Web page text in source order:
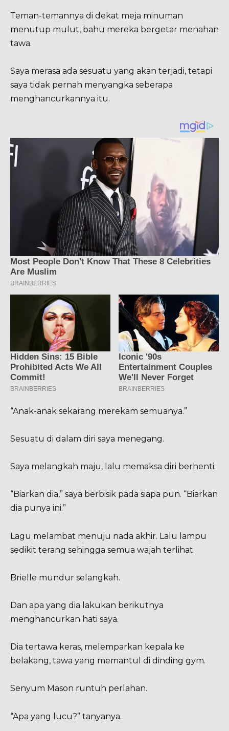
Teman-temannya di dekat meja minuman
menutup mulut, bahu mereka bergetar menahan
tawa.
Saya merasa ada sesuatu yang akan terjadi, tetapi
saya tidak pernah menyangka seberapa
menghancurkannya itu.
“Anak-anak sekarang merekam semuanya.”
Sesuatu di dalam diri saya menegang.
Saya melangkah maju, lalu memaksa diri berhenti.
“Biarkan dia,” saya berbisik pada siapa pun. “Biarkan
dia punya ini.”
Lagu melambat menuju nada akhir. Lalu lampu
sedikit terang sehingga semua wajah terlihat.
Brielle mundur selangkah.
Dan apa yang dia lakukan berikutnya
menghancurkan hati saya.
Dia tertawa keras, melemparkan kepala ke
belakang, tawa yang memantul di dinding gym.
Senyum Mason runtuh perlahan.
“Apa yang lucu?” tanyanya.